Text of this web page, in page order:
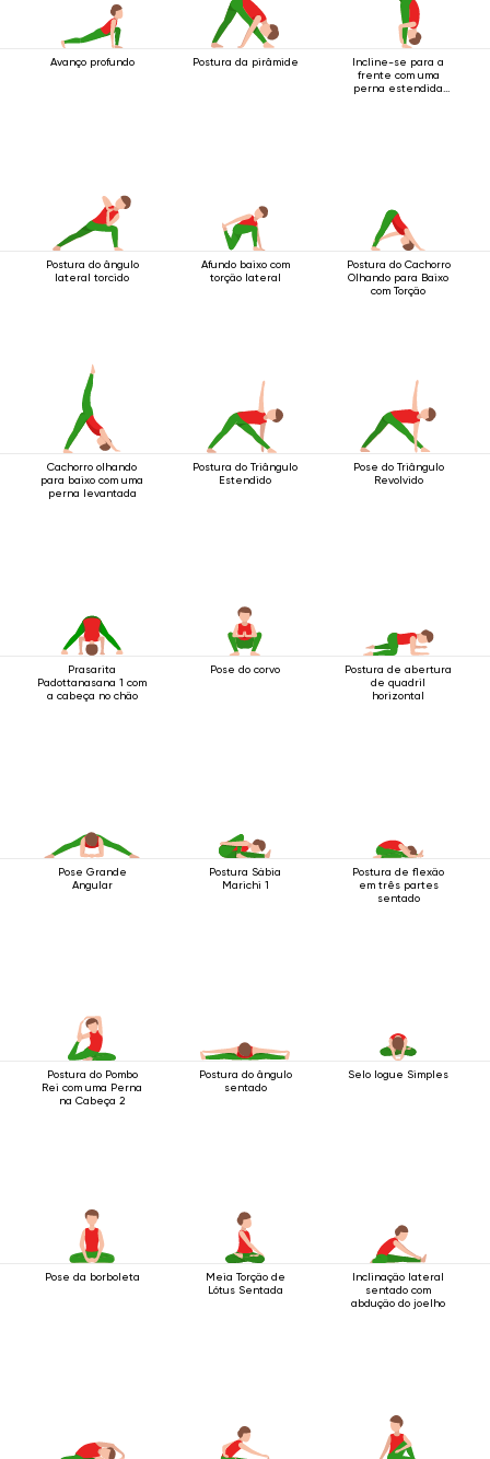
Avanço profundo Postura da pirâmide
Incline-se para a
frente com uma
perna estendida
Postura do ângulo
lateral torcido
Afundo baixo com
torção lateral
Postura do Cachorro
Olhando para Baixo
com Torção
Cachorro olhando
para baixo com uma
perna levantada
Postura do Triângulo
Estendido
Pose do Triângulo
Revolvido
Prasarita
Padottanasana 1 com
a cabeça no chão
Pose do corvo
Postura de abertura
de quadril
horizontal
Pose Grande
Angular
Postura Sábia
Marichi 1
Postura de flexão
em três partes
sentado
Postura do Pombo
Rei com uma Perna
na Cabeça 2
Postura do ângulo
sentado
Selo Iogue Simples
Pose da borboleta
Meia Torção de
Lótus Sentada
Inclinação lateral
sentado com
abdução do joelho